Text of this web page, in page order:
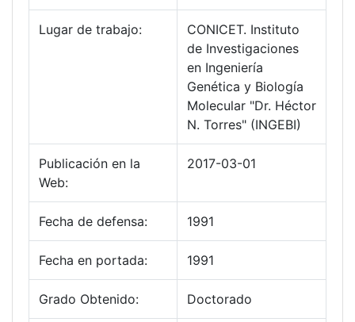
Lugar de trabajo:
CONICET. Instituto
de Investigaciones
en Ingeniería
Genética y Biología
Molecular "Dr. Héctor
N. Torres" (INGEBI)
Publicación en la
Web:
2017-03-01
Fecha de defensa: 1991
Fecha en portada: 1991
Grado Obtenido: Doctorado